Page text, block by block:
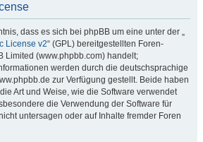
dass es sich bei phpBB um eine unter der „
License v2“ (GPL) bereitgestellten Foren-
Limited (www.phpbb.com) handelt;
werden durch die deutschsprachige
zur Verfügung gestellt. Beide haben
Art und Weise, wie die Software verwendet
die Verwendung der Software für
untersagen oder auf Inhalte fremder Foren